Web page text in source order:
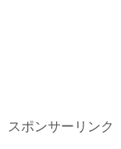
スポンサーリンク